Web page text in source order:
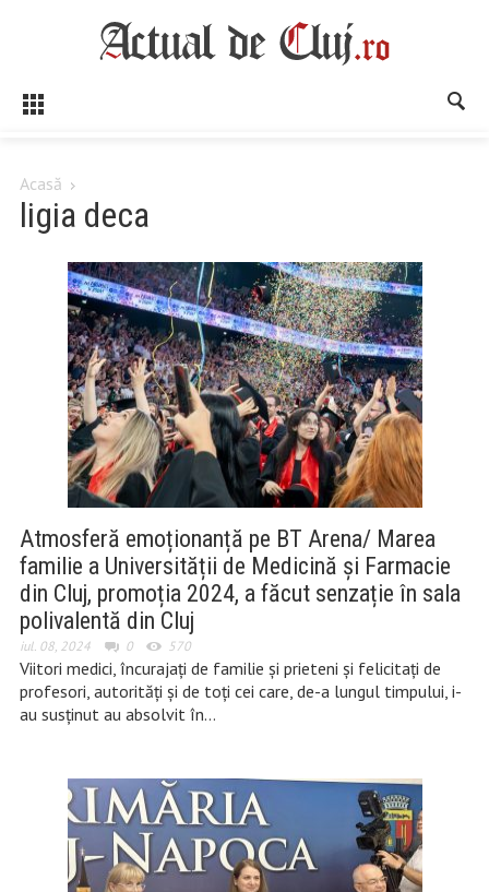
Acasă
ligia deca
Atmosferă emoționanță pe BT Arena/ Marea
familie a Universității de Medicină și Farmacie
din Cluj, promoția 2024, a făcut senzație în sala
polivalentă din Cluj
iul. 08, 2024 0 570
Viitori medici, încurajați de familie și prieteni și felicitați de
profesori, autorități și de toți cei care, de-a lungul timpului, i-
au susținut au absolvit în…